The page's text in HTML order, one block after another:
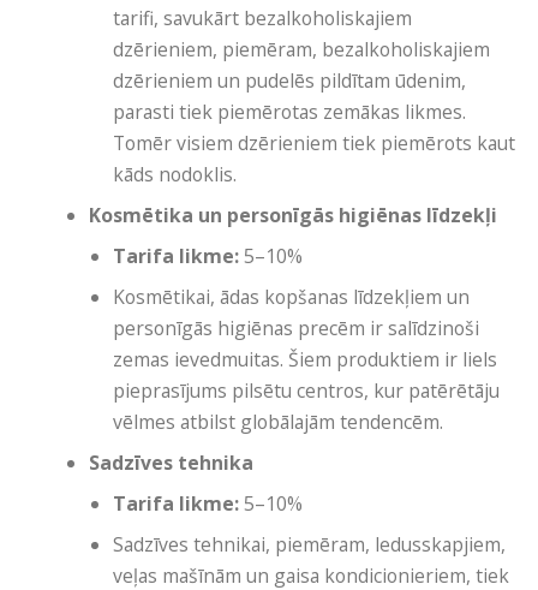
tarifi, savukārt bezalkoholiskajiem
dzērieniem, piemēram, bezalkoholiskajiem
dzērieniem un pudelēs pildītam ūdenim,
parasti tiek piemērotas zemākas likmes.
Tomēr visiem dzērieniem tiek piemērots kaut
kāds nodoklis.
Kosmētika un personīgās higiēnas līdzekļi
Tarifa likme:5–10%
Kosmētikai, ādas kopšanas līdzekļiem un
personīgās higiēnas precēm ir salīdzinoši
zemas ievedmuitas. Šiem produktiem ir liels
pieprasījums pilsētu centros, kur patērētāju
vēlmes atbilst globālajām tendencēm.
Sadzīves tehnika
Tarifa likme:5–10%
Sadzīves tehnikai, piemēram, ledusskapjiem,
veļas mašīnām un gaisa kondicionieriem, tiek